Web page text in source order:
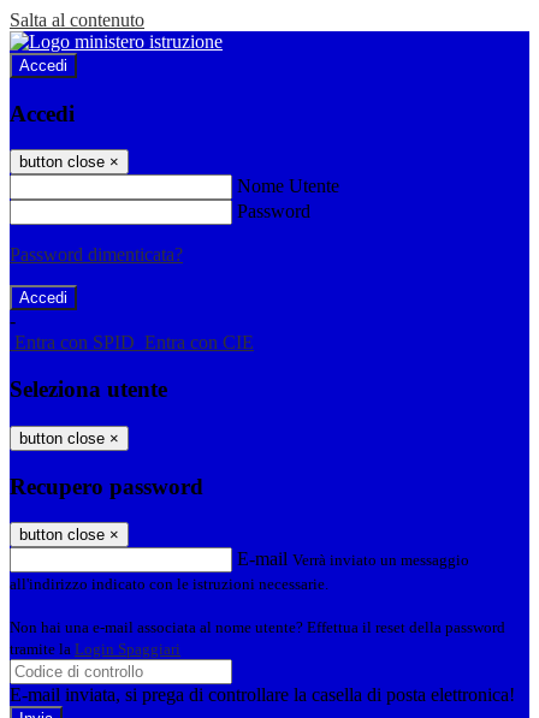
Salta al contenuto
Accedi
Accedi
button close ×
Nome Utente
Password
Password dimenticata?
-
Entra con SPID Entra con CIE
Seleziona utente
button close ×
Recupero password
button close ×
E-mail Verrà inviato un messaggio
all'indirizzo indicato con le istruzioni necessarie.
Non hai una e-mail associata al nome utente? Effettua il reset della password
tramite la Login Spaggiari
E-mail inviata, si prega di controllare la casella di posta elettronica!